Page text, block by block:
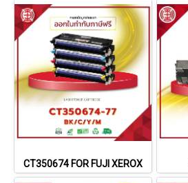
CT350674 FOR FUJI XEROX